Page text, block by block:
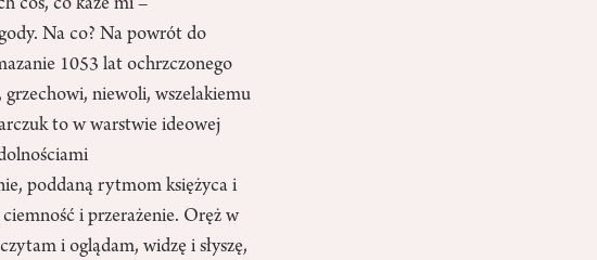
coś, co każe mi –
Na co? Na powrót do
1053 lat ochrzczonego
grzechowi, niewoli, wszelakiemu
to w warstwie ideowej
poddaną rytmom księżyca i
i przerażenie. Oręż w
i oglądam, widzę i słyszę,